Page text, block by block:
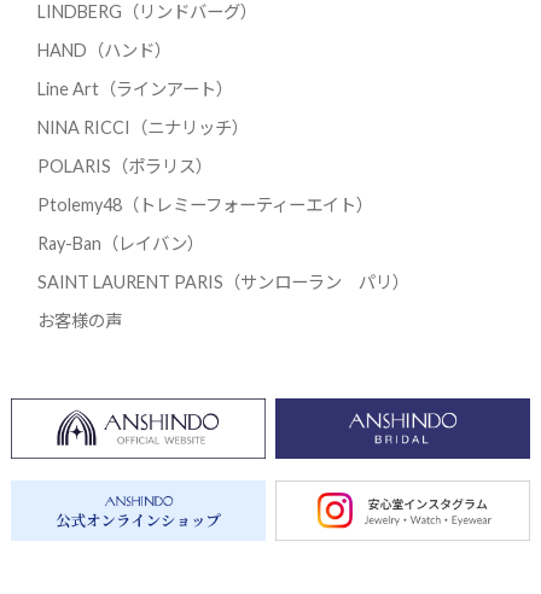
LINDBERG（リンドバーグ）
HAND（ハンド）
Line Art（ラインアート）
NINA RICCI（ニナリッチ）
POLARIS（ポラリス）
Ptolemy48（トレミーフォーティーエイト）
Ray-Ban（レイバン）
SAINT LAURENT PARIS（サンローラン パリ）
お客様の声